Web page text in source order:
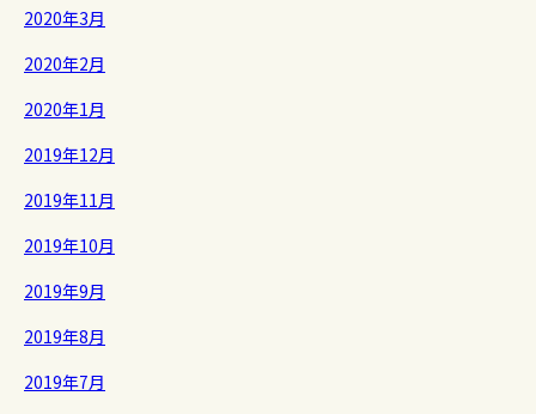
2020年3月
2020年2月
2020年1月
2019年12月
2019年11月
2019年10月
2019年9月
2019年8月
2019年7月